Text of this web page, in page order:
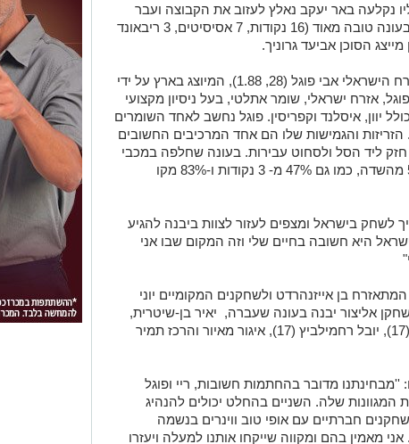
נקלעה באר יעקב נאלץ לעזוב את הקבוצה ועבר
לשחק בפינלנד, גם שם כיכב בעונה טובה מאוד (16 נקודות, 7 אסיסיטים, 3 ריבאונד
הסוכן אביעד גרוניך.
הקבוצה החתימה את המתאזרח הישראלי אבי פוגל (28, 1.88), המיוצג בארץ על ידי
אזרח ישראלי, שומר אתלטי, בעל ניסיון מקצועי
יוון, איסלנד וקפריסין. פוגל נחשב לאחד השומרים
הזריזות והגמישות שלו הם אחד המרכיבים החשובים
ליד הסל ולסחוט עבירות. בעונה שחלפה במכבי
הוד השרון סיים פוגל עם 57% מהשדה, כמו גם 47% מ- 3 נקודות ו-83% מקו
לשחק בישראל ומצפים לעזור לצוות ביבנה להגיע
היא חשובה בחיים שלי וזה המקום שבו אני
בן אייזנהרדט ולשחקנים המקומיים יוני
אליצור יבנה בעונה שעברה, יאיר בן-שיטרית,
הרכז מתן יובל, אמיר בורסוק (17), יובל רחמילביץ (17), איגור מאיור והרכז תמיר
''מבחינתנו מדובר בהחתמות חשובות, ריי ופוגל
המגוונות שלה. השניים בהחלט יכולים להנהיג
חברתיים עם אופי טוב ווינרים בנשמה
מאמין בהם ומקווה שייקחו אותנו למעלה ויעזרו